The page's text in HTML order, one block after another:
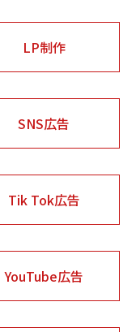
LP制作
SNS広告
Tik Tok広告
YouTube広告